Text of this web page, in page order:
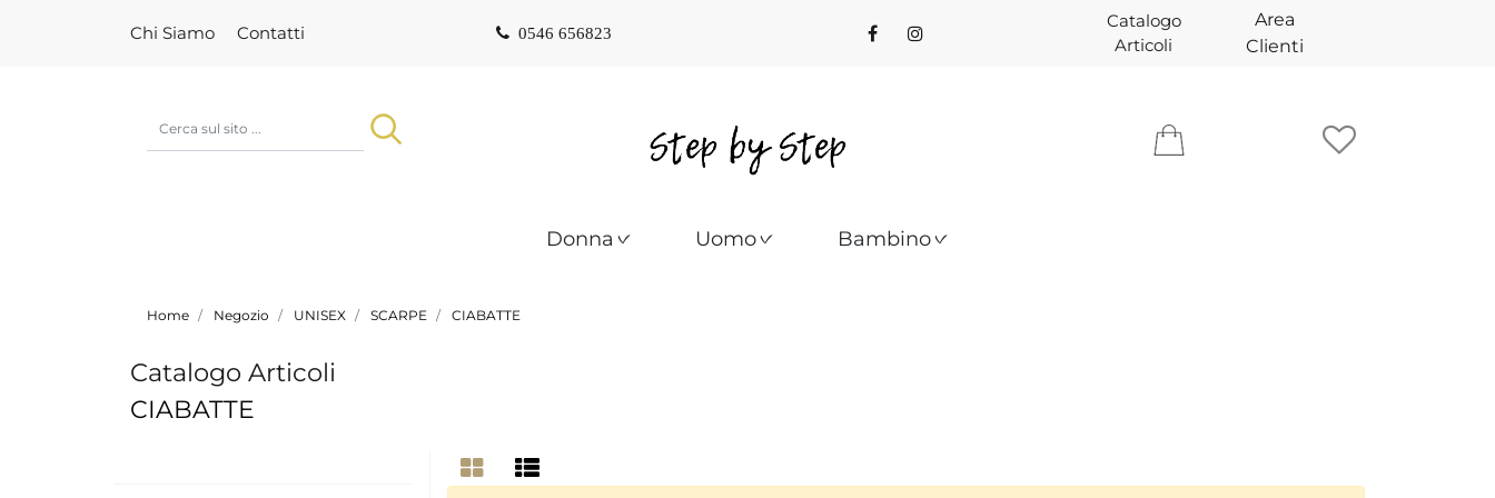
Chi Siamo Contatti 0546 656823
Catalogo
Articoli
Area
Clienti
Donna Uomo Bambino
Home Negozio UNISEX SCARPE CIABATTE
Catalogo Articoli
CIABATTE